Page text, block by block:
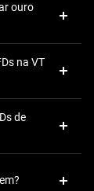
ouro
na VT
de